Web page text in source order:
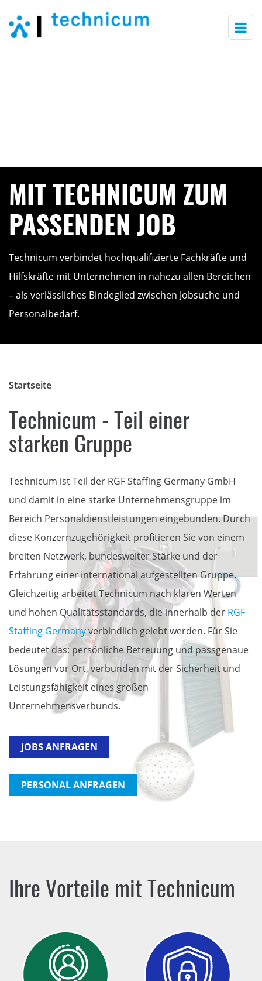
MIT TECHNICUM ZUM
PASSENDEN JOB
Technicum verbindet hochqualifizierte Fachkräfte und
Hilfskräfte mit Unternehmen in nahezu allen Bereichen
– als verlässliches Bindeglied zwischen Jobsuche und
Personalbedarf.
Startseite
Technicum - Teil einer
starken Gruppe
Technicum ist Teil der RGF Staffing Germany GmbH
und damit in eine starke Unternehmensgruppe im
Bereich Personaldienstleistungen eingebunden. Durch
diese Konzernzugehörigkeit profitieren Sie von einem
breiten Netzwerk, bundesweiter Stärke und der
Erfahrung einer international aufgestellten Gruppe.
Gleichzeitig arbeitet Technicum nach klaren Werten
und hohen Qualitätsstandards, die innerhalb der RGF
Staffing Germanyverbindlich gelebt werden. Für Sie
bedeutet das: persönliche Betreuung und passgenaue
Lösungen vor Ort, verbunden mit der Sicherheit und
Leistungsfähigkeit eines großen
Unternehmensverbunds.
JOBS ANFRAGEN
PERSONAL ANFRAGEN
Ihre Vorteile mit Technicum